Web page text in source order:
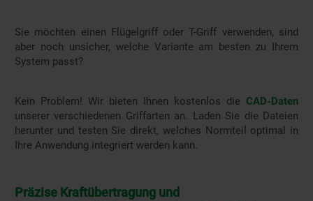
Sie möchten einen Flügelgriff oder T-Griff verwenden, sind
aber noch unsicher, welche Variante am besten zu Ihrem
System passt?
Kein Problem! Wir bieten Ihnen kostenlos die CAD-Daten
unserer verschiedenen Griffarten an. Laden Sie die Dateien
herunter und testen Sie direkt, welches Normteil optimal in
Ihre Anwendung integriert werden kann.
Präzise Kraftübertragung und